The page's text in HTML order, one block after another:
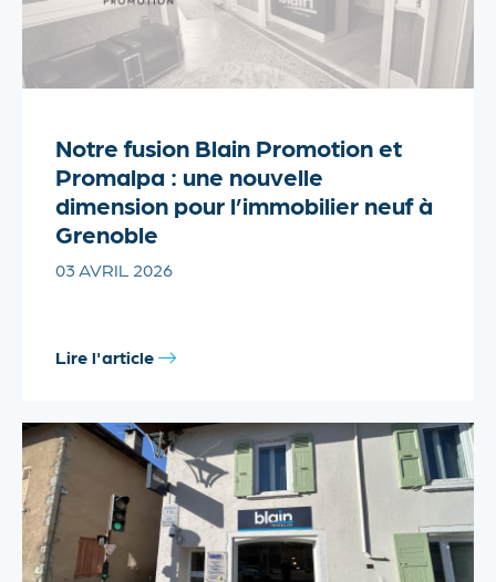
Notre fusion Blain Promotion et
Promalpa : une nouvelle
dimension pour l’immobilier neuf à
Grenoble
03 AVRIL 2026
Lire l'article